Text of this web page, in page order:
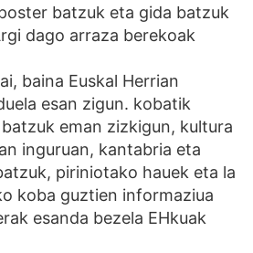
batzuk eta gida batzuk
dago arraza berekoak
baina Euskal Herrian
esan zigun. kobatik
eman zizkigun, kultura
inguruan, kantabria eta
piriniotako hauek eta la
koba guztien informaziua
esanda bezela EHkuak